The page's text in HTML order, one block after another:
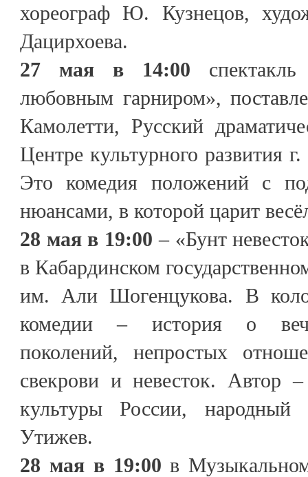
хореограф Ю. Кузнецов,
Дацирхоева.
27 мая в 14:00
любовным гарниром»,
Камолетти, Русский
Центре культурного развития
Это комедия положений с
нюансами, в которой царит
28 мая в 19:00 – «Бунт
в Кабардинском
им. Али Шогенцукова. В
комедии – история о
поколений, непростых
свекрови и невесток. Автор
культуры России,
Утижев.
28 мая в 19:00 в